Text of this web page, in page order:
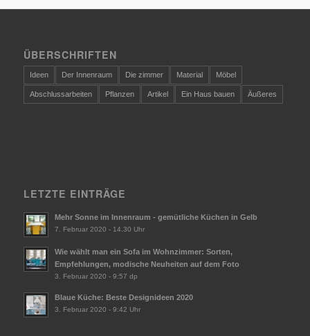
ÜBERSCHRIFTEN
Ideen Der Innenraum Die zimmer Material Möbel
Abschlussarbeiten Pflanzen Artikel Ein Haus bauen Äußeres
LETZTE EINTRÄGE
Mehr Sonne im Innenraum - gemütliche Küchen in Gelb
7. Februar 2020 - 14.30 Uhr
Wie wählt man ein Sofa im Wohnzimmer: Sorten,
Empfehlungen, modische Neuheiten auf dem Foto
3. Februar 2020 - 9:57 dp
Blaue Küche: Beste Designideen 2020
3. Februar 2020 - 9:42 Uhr